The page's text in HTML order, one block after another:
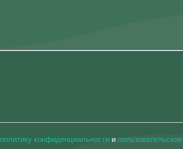
политику конфиденциальности и